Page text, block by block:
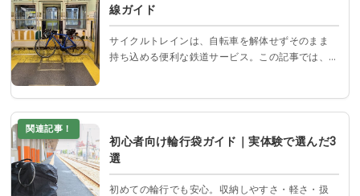
線ガイド
サイクルトレインは、自転車を解体せずそのまま
持ち込める便利な鉄道サービス。この記事では、
関連記事！
初心者向け輪行袋ガイド｜実体験で選んだ3
選
初めての輪行でも安心。収納しやすさ・軽さ・扱